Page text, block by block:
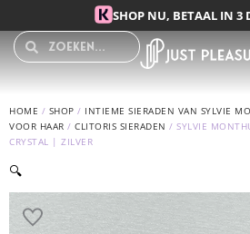
Spring naar de inhoudSHOP NU, BETAAL IN 3
SearchSearch
HOME / SHOP / INTIEME SIERADEN VAN SYLVIE
VOOR HAAR / CLITORIS SIERADEN / SYLVIE
CRYSTAL | ZILVER
🔍